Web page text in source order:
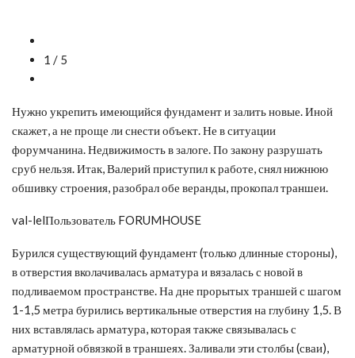
1 / 5
Нужно укрепить имеющийся фундамент и залить новые. Иной
скажет, а не проще ли снести объект. Не в ситуации
форумчанина. Недвижимость в залоге. По закону разрушать
сруб нельзя. Итак, Валерий приступил к работе, снял нижнюю
обшивку строения, разобрал обе веранды, прокопал траншеи.
val-lelПользователь FORUMHOUSE
Бурился существующий фундамент (только длинные стороны),
в отверстия вколачивалась арматура и вязалась с новой в
подливаемом пространстве. На дне прорытых траншей с шагом
1-1,5 метра бурились вертикальные отверстия на глубину 1,5. В
них вставлялась арматура, которая также связывалась с
арматурной обвязкой в траншеях. Заливали эти столбы (сваи),